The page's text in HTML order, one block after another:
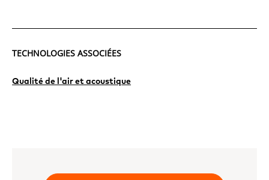
TECHNOLOGIES ASSOCIÉES
Qualité de l'air et acoustique